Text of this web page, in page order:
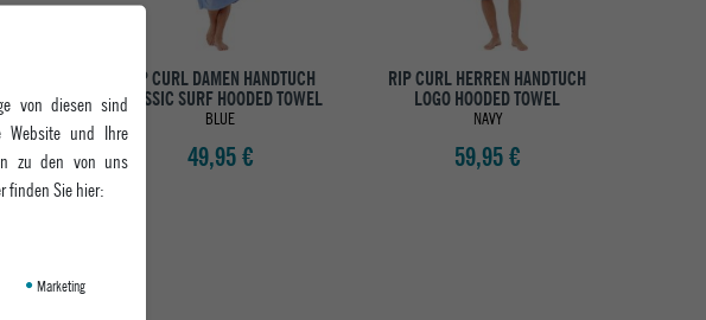
TOWEL
RIP CURL DAMEN HANDTUCH
CLASSIC SURF HOODED TOWEL
BLUE
49,95 €
RIP CURL HERREN HANDTUCH
LOGO HOODED TOWEL
NAVY
59,95 €
von diesen sind
Website und Ihre
zu den von uns
finden Sie hier:
Marketing